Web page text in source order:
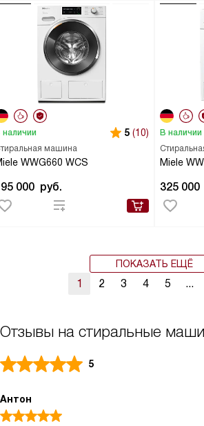
машина
WWG660 WCS
наличии 5 (10)
000 руб.
Miele
В наличии
325 000
ПОКАЗАТЬ ЕЩЁ
1 2 3 4 5 ...
Отзывы на стиральные
5
Антон